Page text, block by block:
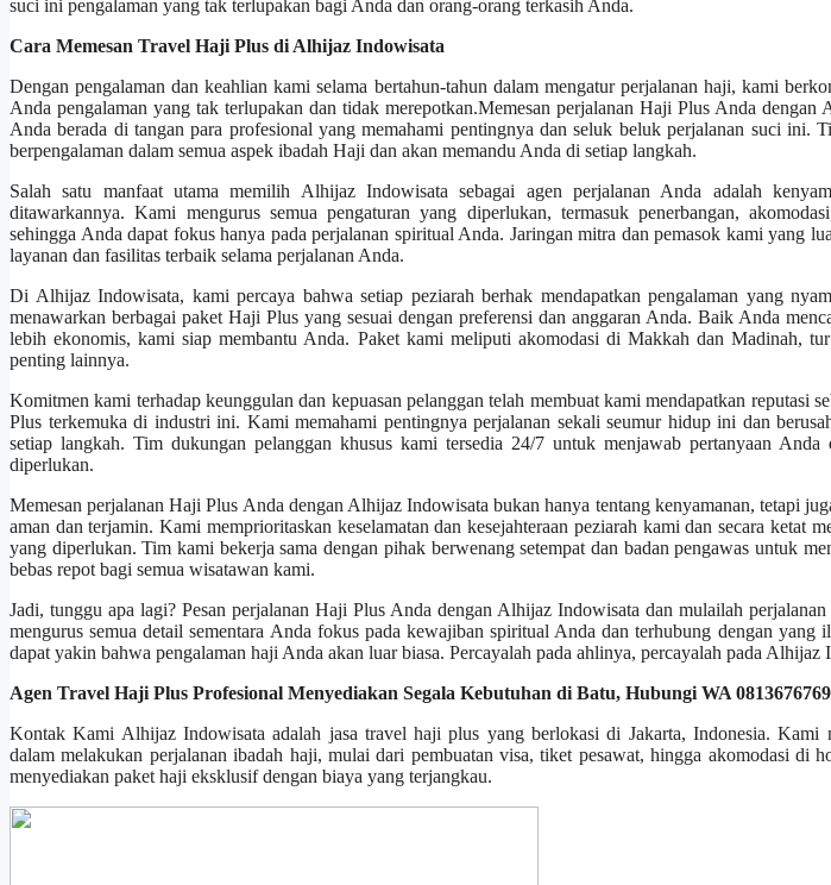
suci ini pengalaman yang tak terlupakan bagi Anda dan orang-orang terkasih Anda.
Cara Memesan Travel Haji Plus di Alhijaz Indowisata
Dengan pengalaman dan keahlian kami selama bertahun-tahun dalam mengatur perjalanan haji, kami
Anda pengalaman yang tak terlupakan dan tidak merepotkan.Memesan perjalanan Haji Plus Anda dengan
Anda berada di tangan para profesional yang memahami pentingnya dan seluk beluk perjalanan suci ini.
berpengalaman dalam semua aspek ibadah Haji dan akan memandu Anda di setiap langkah.
Salah satu manfaat utama memilih Alhijaz Indowisata sebagai agen perjalanan Anda adalah
ditawarkannya. Kami mengurus semua pengaturan yang diperlukan, termasuk penerbangan,
sehingga Anda dapat fokus hanya pada perjalanan spiritual Anda. Jaringan mitra dan pemasok kami yang
layanan dan fasilitas terbaik selama perjalanan Anda.
Di Alhijaz Indowisata, kami percaya bahwa setiap peziarah berhak mendapatkan pengalaman yang
menawarkan berbagai paket Haji Plus yang sesuai dengan preferensi dan anggaran Anda. Baik Anda
lebih ekonomis, kami siap membantu Anda. Paket kami meliputi akomodasi di Makkah dan Madinah,
penting lainnya.
Komitmen kami terhadap keunggulan dan kepuasan pelanggan telah membuat kami mendapatkan reputasi
Plus terkemuka di industri ini. Kami memahami pentingnya perjalanan sekali seumur hidup ini dan
setiap langkah. Tim dukungan pelanggan khusus kami tersedia 24/7 untuk menjawab pertanyaan Anda
diperlukan.
Memesan perjalanan Haji Plus Anda dengan Alhijaz Indowisata bukan hanya tentang kenyamanan, tetapi
aman dan terjamin. Kami memprioritaskan keselamatan dan kesejahteraan peziarah kami dan secara ketat
yang diperlukan. Tim kami bekerja sama dengan pihak berwenang setempat dan badan pengawas untuk
bebas repot bagi semua wisatawan kami.
Jadi, tunggu apa lagi? Pesan perjalanan Haji Plus Anda dengan Alhijaz Indowisata dan mulailah
mengurus semua detail sementara Anda fokus pada kewajiban spiritual Anda dan terhubung dengan
dapat yakin bahwa pengalaman haji Anda akan luar biasa. Percayalah pada ahlinya, percayalah pada Alhijaz
Agen Travel Haji Plus Profesional Menyediakan Segala Kebutuhan di Batu, Hubungi WA
Kontak Kami Alhijaz Indowisata adalah jasa travel haji plus yang berlokasi di Jakarta, Indonesia. Kami
dalam melakukan perjalanan ibadah haji, mulai dari pembuatan visa, tiket pesawat, hingga akomodasi di
menyediakan paket haji eksklusif dengan biaya yang terjangkau.